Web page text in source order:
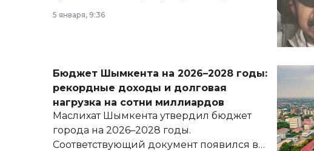
5 января, 9:36
Бюджет Шымкента на 2026–2028 годы:
рекордные доходы и долговая
нагрузка на сотни миллиардов
Маслихат Шымкента утвердил бюджет
города на 2026–2028 годы.
Соответствующий документ появился в